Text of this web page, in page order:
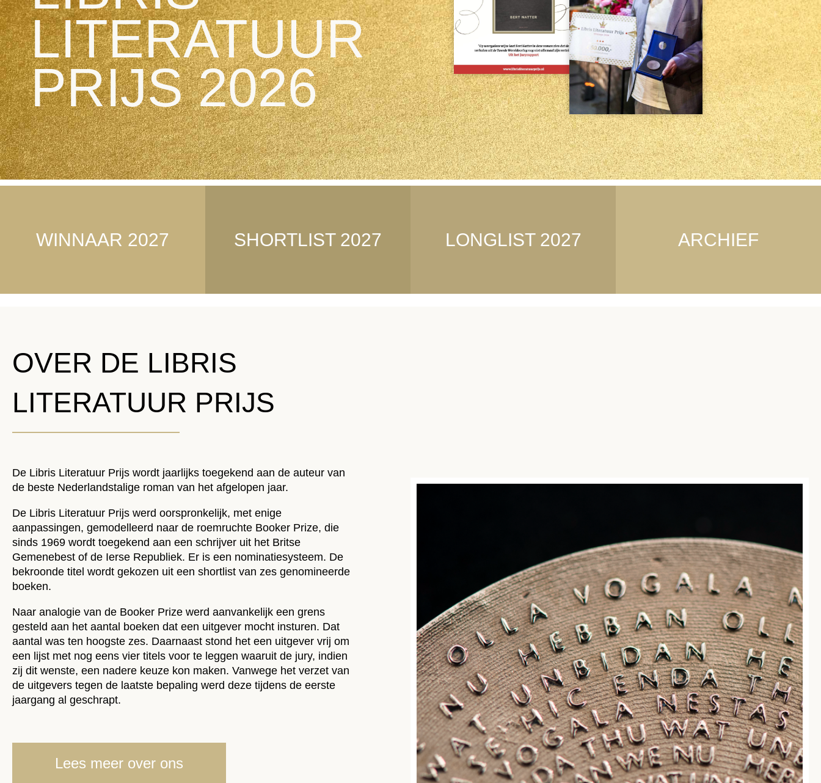
LITERATUUR
PRIJS 2026
WINNAAR 2027 SHORTLIST 2027 LONGLIST 2027 ARCHIEF
OVER DE LIBRIS
LITERATUUR PRIJS
De Libris Literatuur Prijs wordt jaarlijks toegekend aan de auteur van
de beste Nederlandstalige roman van het afgelopen jaar.
De Libris Literatuur Prijs werd oorspronkelijk, met enige
aanpassingen, gemodelleerd naar de roemruchte Booker Prize, die
sinds 1969 wordt toegekend aan een schrijver uit het Britse
Gemenebest of de Ierse Republiek. Er is een nominatiesysteem. De
bekroonde titel wordt gekozen uit een shortlist van zes genomineerde
boeken.
Naar analogie van de Booker Prize werd aanvankelijk een grens
gesteld aan het aantal boeken dat een uitgever mocht insturen. Dat
aantal was ten hoogste zes. Daarnaast stond het een uitgever vrij om
een lijst met nog eens vier titels voor te leggen waaruit de jury, indien
zij dit wenste, een nadere keuze kon maken. Vanwege het verzet van
de uitgevers tegen de laatste bepaling werd deze tijdens de eerste
jaargang al geschrapt.
Lees meer over ons